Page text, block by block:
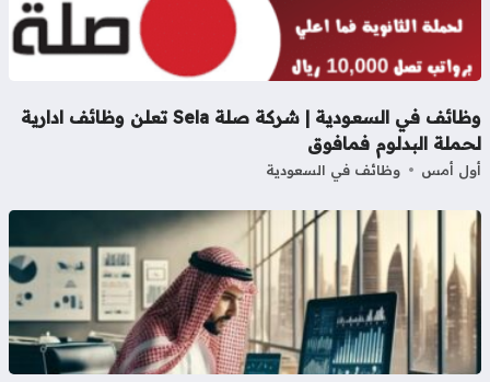
وظائف في السعودية | شركة صلة Sela تعلن وظائف ادارية
البدلوم فمافوق
أمس وظائف في السعودية